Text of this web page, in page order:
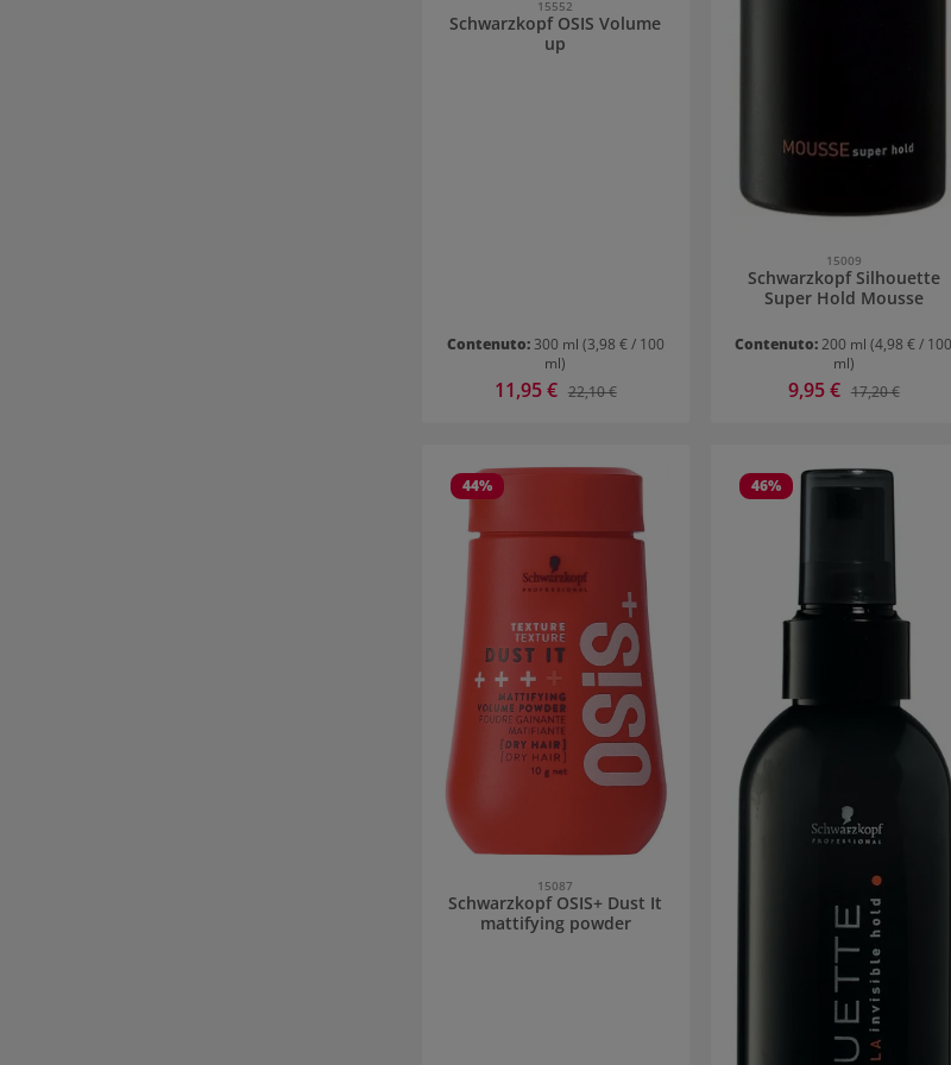
15552
Schwarzkopf OSIS Volume
up
Contenuto: 300 ml (3,98 € / 100
ml)
Prezzo di vendita:
11,95 € Prezzo normale:
22,10 €
15009
Schwarzkopf Silhouette
Super Hold Mousse
Contenuto:200 ml(4,98 € / 100
ml)
Prezzo di vendita:
9,95 € Prezzo normale:
17,20 €
44%
15087
Schwarzkopf OSIS+ Dust It
mattifying powder
46%